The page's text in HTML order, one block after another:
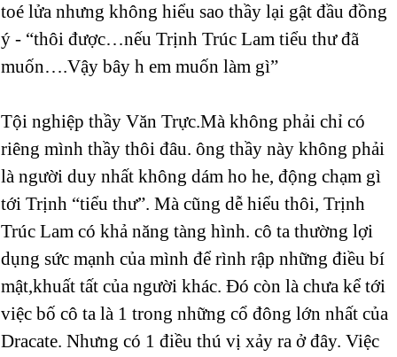
toé lửa nhưng không hiểu sao thầy lại gật đầu đồng
ý - “thôi được…nếu Trịnh Trúc Lam tiểu thư đã
muốn….Vậy bây h em muốn làm gì”
Tội nghiệp thầy Văn Trực.Mà không phải chỉ có
riêng mình thầy thôi đâu. ông thầy này không phải
là người duy nhất không dám ho he, động chạm gì
tới Trịnh “tiểu thư”. Mà cũng dễ hiểu thôi, Trịnh
Trúc Lam có khả năng tàng hình. cô ta thường lợi
dụng sức mạnh của mình để rình rập những điều bí
mật,khuất tất của người khác. Đó còn là chưa kể tới
việc bố cô ta là 1 trong những cổ đông lớn nhất của
Dracate. Nhưng có 1 điều thú vị xảy ra ở đây. Việc